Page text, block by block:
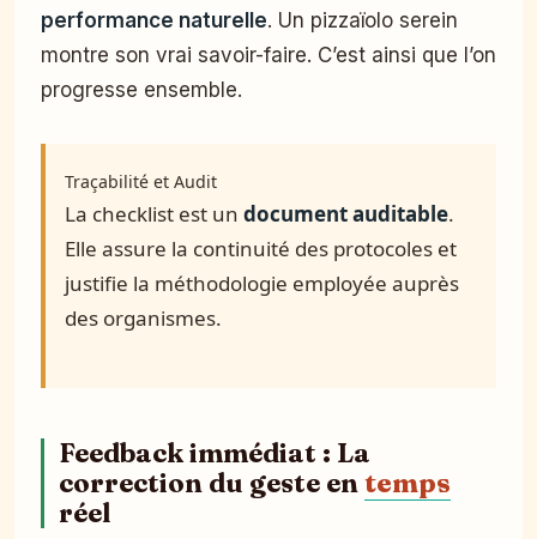
performance naturelle. Un pizzaïolo serein
montre son vrai savoir-faire. C’est ainsi que l’on
progresse ensemble.
Traçabilité et Audit
La checklist est un document auditable.
Elle assure la continuité des protocoles et
justifie la méthodologie employée auprès
des organismes.
Feedback immédiat : La
correction du geste entemps
réel